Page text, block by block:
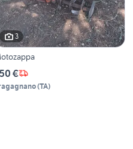
3
€
(TA)